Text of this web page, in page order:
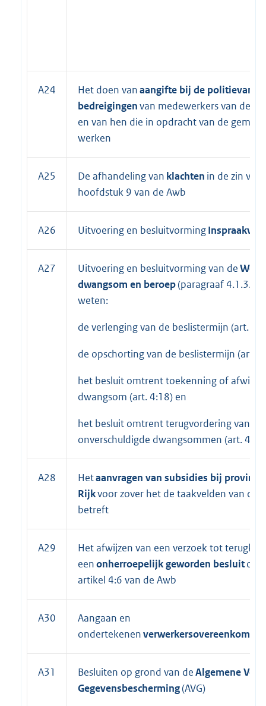
A24 Het doen vanaangifte bij de politievan
bedreigingenvan medewerkers van de
en van hen die in opdracht van de
werken
A25 De afhandeling van klachten in de zin van
hoofdstuk 9 van de Awb
A26 Uitvoering en besluitvorming
A27 Uitvoering en besluitvorming van deWet
dwangsom en beroep(paragraaf 4.1.3.2
weten:
de verlenging van de beslistermijn (art.
de opschorting van de beslistermijn (art.
het besluit omtrent toekenning of
dwangsom (art. 4:18) en
het besluit omtrent terugvordering van
onverschuldigde dwangsommen (art.
A28 Hetaanvragen van subsidies bij
Rijkvoor zover het de taakvelden van de
betreft
A29
Het afwijzen van een verzoek tot
eenonherroepelijk geworden besluitop
artikel 4:6 van de Awb
A30
Aangaan en
ondertekenen
A31 Besluiten op grond van deAlgemene
Gegevensbescherming(AVG)